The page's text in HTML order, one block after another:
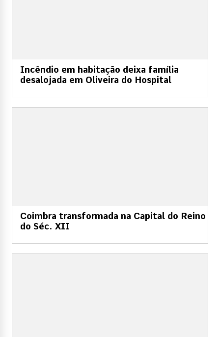
Incêndio em habitação deixa família
desalojada em Oliveira do Hospital
Coimbra transformada na Capital do Reino
do Séc. XII